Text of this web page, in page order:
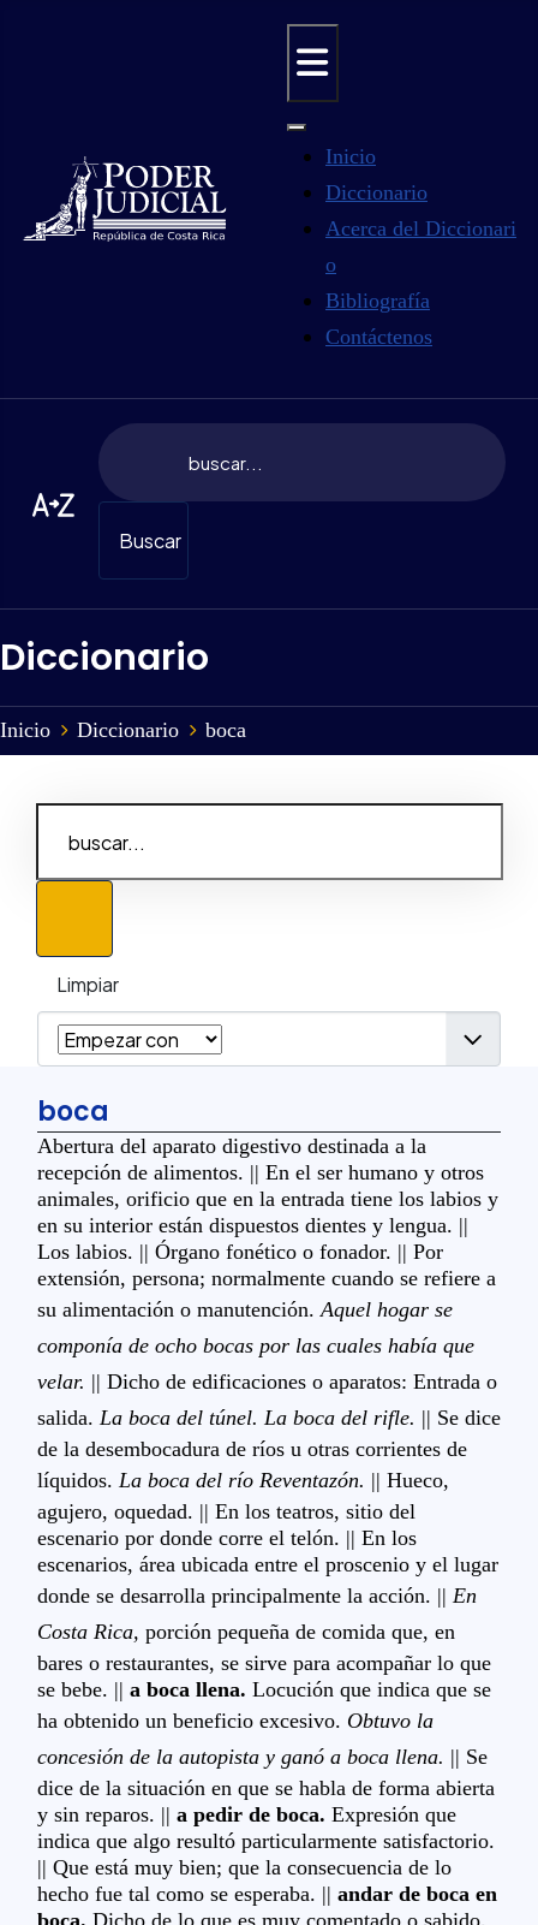
Inicio
Diccionario
Acerca del Diccionari
o
Bibliografía
Contáctenos
Buscar
Diccionario
Inicio Diccionario boca
boca
Abertura del aparato digestivo destinada a la
recepción de alimentos. || En el ser humano y otros
animales, orificio que en la entrada tiene los labios y
en su interior están dispuestos dientes y lengua. ||
Los labios. || Órgano fonético o fonador. || Por
extensión, persona; normalmente cuando se refiere a
su alimentación o manutención.Aquel hogar se
componía de ocho bocas por las cuales había que
velar. || Dicho de edificaciones o aparatos: Entrada o
salida. La boca del túnel. La boca del rifle. || Se dice
de la desembocadura de ríos u otras corrientes de
líquidos. La boca del río Reventazón. || Hueco,
agujero, oquedad. || En los teatros, sitio del
escenario por donde corre el telón. || En los
escenarios, área ubicada entre el proscenio y el lugar
donde se desarrolla principalmente la acción. || En
Costa Rica, porción pequeña de comida que, en
bares o restaurantes, se sirve para acompañar lo que
se bebe. || a boca llena. Locución que indica que se
ha obtenido un beneficio excesivo. Obtuvo la
concesión de la autopista y ganó a boca llena. || Se
dice de la situación en que se habla de forma abierta
y sin reparos. || a pedir de boca. Expresión que
indica que algo resultó particularmente satisfactorio.
|| Que está muy bien; que la consecuencia de lo
hecho fue tal como se esperaba. || andar de boca en